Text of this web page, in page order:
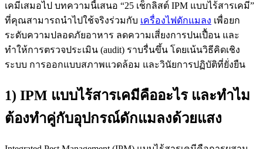
เคมีเสมอไป บทความนี้เสนอ “25 เช็กลิสต์ IPM แบบไร้สารเคมี”
ที่คุณสามารถนำไปใช้จริงร่วมกับ เครื่องไฟดักแมลง เพื่อยก
ระดับความปลอดภัยอาหาร ลดความเสี่ยงการปนเปื้อน และ
ทำให้การตรวจประเมิน (audit) ราบรื่นขึ้น โดยเน้นวิธีคิดเชิง
ระบบ การออกแบบสภาพแวดล้อม และวินัยการปฏิบัติที่ยั่งยืน
1) IPM แบบไร้สารเคมีคืออะไร และทำไม
ต้องทำคู่กับอุปกรณ์ดักแมลงด้วยแสง